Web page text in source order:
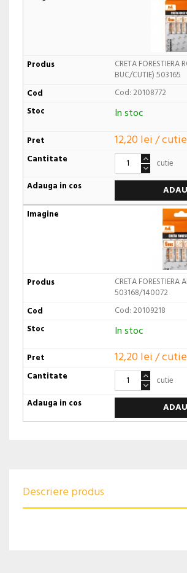
CRETA FORESTIERA
BUC/CUTIE) 503165
Cod: 20108772
In stoc
12,20 lei / cutie
cutie
CRETA FORESTIERA
503168/140072
Cod: 20109218
In stoc
12,20 lei / cutie
cutie
Descriere produs